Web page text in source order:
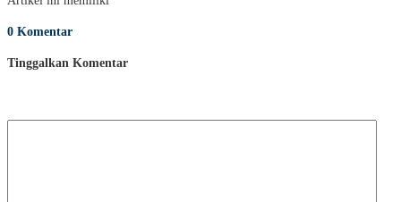
0 Komentar
Tinggalkan Komentar